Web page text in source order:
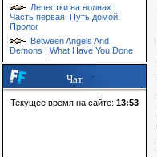
Лепестки на волнах |
Часть первая. Путь домой.
Пролог
Between Angels And
Demons | What Have You Done
Чат
Текущее время на сайте: 13:53